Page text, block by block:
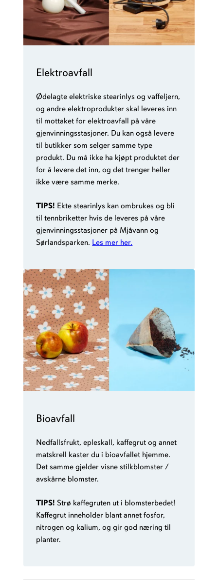
Elektroavfall
Ødelagte elektriske stearinlys og vaffeljern,
og andre elektroprodukter skal leveres inn
til mottaket for elektroavfall på våre
gjenvinningsstasjoner. Du kan også levere
til butikker som selger samme type
produkt. Du må ikke ha kjøpt produktet der
for å levere det inn, og det trenger heller
ikke være samme merke.
TIPS! Ekte stearinlys kan ombrukes og bli
til tennbriketter hvis de leveres på våre
gjenvinningsstasjoner på Mjåvann og
Sørlandsparken. Les mer her.
Bioavfall
Nedfallsfrukt, epleskall, kaffegrut og annet
matskrell kaster du i bioavfallet hjemme.
Det samme gjelder visne stilkblomster /
avskårne blomster.
TIPS! Strø kaffegruten ut i blomsterbedet!
Kaffegrut inneholder blant annet fosfor,
nitrogen og kalium, og gir god næring til
planter.